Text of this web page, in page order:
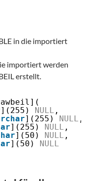
in die importiert
importiert werden
erstellt.
](255) NULL ,
](255) NULL ,
](255) NULL ,
](50) NULL ,
](50)
NULL